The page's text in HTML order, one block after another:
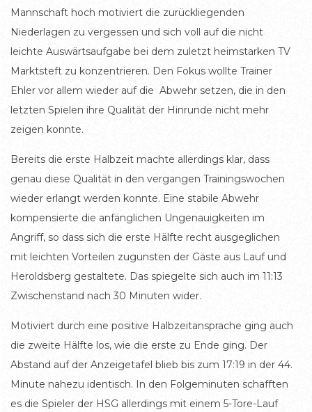
Mannschaft hoch motiviert die zurückliegenden
Niederlagen zu vergessen und sich voll auf die nicht
leichte Auswärtsaufgabe bei dem zuletzt heimstarken TV
Marktsteft zu konzentrieren. Den Fokus wollte Trainer
Ehler vor allem wieder auf die Abwehr setzen, die in den
letzten Spielen ihre Qualität der Hinrunde nicht mehr
zeigen konnte.
Bereits die erste Halbzeit machte allerdings klar, dass
genau diese Qualität in den vergangen Trainingswochen
wieder erlangt werden konnte. Eine stabile Abwehr
kompensierte die anfänglichen Ungenauigkeiten im
Angriff, so dass sich die erste Hälfte recht ausgeglichen
mit leichten Vorteilen zugunsten der Gäste aus Lauf und
Heroldsberg gestaltete. Das spiegelte sich auch im 11:13
Zwischenstand nach 30 Minuten wider.
Motiviert durch eine positive Halbzeitansprache ging auch
die zweite Hälfte los, wie die erste zu Ende ging. Der
Abstand auf der Anzeigetafel blieb bis zum 17:19 in der 44.
Minute nahezu identisch. In den Folgeminuten schafften
es die Spieler der HSG allerdings mit einem 5-Tore-Lauf